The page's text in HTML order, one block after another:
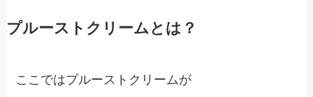
プルーストクリームとは？
ここではプルーストクリームが